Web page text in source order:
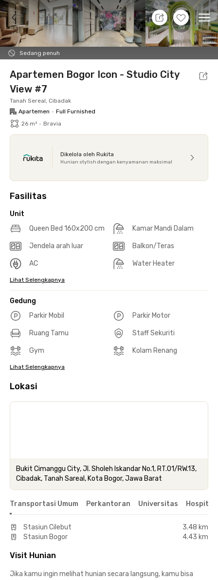
+16
Sedang penuh
8 Agt 26 - Belum tahu
Foto Fasilitas bersama Lokasi Aturan
Apartemen Bogor Icon - Studio City
View #7
Tanah Sereal, Cibadak
Apartemen • Full Furnished
26 m² • Bravia
Dikelola oleh Rukita
Hunian stylish dengan kenyamanan maksimal
Fasilitas
Unit
Queen Bed 160x200 cm
Kamar Mandi Dalam
Jendela arah luar Balkon/Teras
AC Water Heater
Lihat Selengkapnya
Gedung
Parkir Mobil
Parkir Motor
Ruang Tamu Staff Sekuriti
Gym Kolam Renang
Lihat Selengkapnya
Lokasi
Bukit Cimanggu City, Jl. Sholeh Iskandar No.1, RT.01/RW.13,
Cibadak, Tanah Sareal, Kota Bogor, Jawa Barat
Transportasi Umum Perkantoran Universitas Hospital
Stasiun Cilebut
3.48 km
Stasiun Bogor
4.43 km
Visit Hunian
Jika kamu ingin melihat hunian secara langsung, kamu bisa